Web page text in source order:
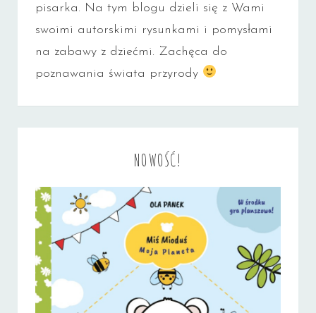
pisarka. Na tym blogu dzieli się z Wami
swoimi autorskimi rysunkami i pomysłami
na zabawy z dziećmi. Zachęca do
poznawania świata przyrody
NOWOŚĆ!